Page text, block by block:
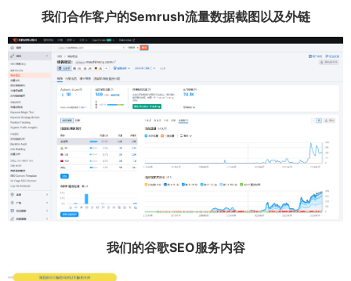
我们合作客户的Semrush流量数据截图以及外链
我们的谷歌SEO服务内容